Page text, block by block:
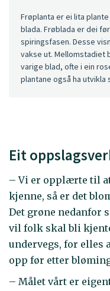
Frøplanta er ei lita
blada. Frøblada er dei
spiringsfasen. Desse
vakse ut. Mellomstadiet
varige blad, ofte i ein
plantane også ha utvikla
Eit
– Vi er opplærte til
kjenne, så er det
Det grøne nedanfor
vil folk skal bli
undervegs, for elles
opp før etter
– Målet vårt er